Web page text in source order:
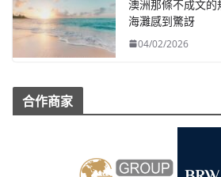
澳洲那條不成文
海灘感到驚訝
04/02/2026
合作商家